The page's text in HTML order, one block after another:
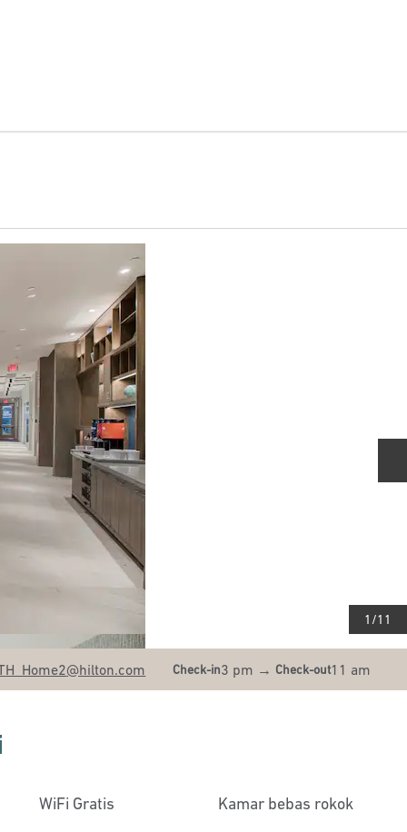
1 /11
@hilton.com Check-in3 pm → Check-out11 am
WiFi Gratis Kamar bebas rokok